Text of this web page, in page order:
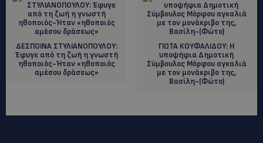
ΔΕΣΠΟΙΝΑ ΣΤΥΛΙΑΝΟΠΟΥΛΟΥ:
Έφυγε από τη ζωή η γνωστή
ηθοποιός-Ήταν «ηθοποιός
αμέσου δράσεως»
ΓΙΩΤΑ ΚΟΥΦΑΛΙΔΟΥ: H
υποψήφια Δημοτική
Σύμβουλος Μόρφου αγκαλιά
με τον μονάκριβο της,
Βασίλη-(Φώτο)